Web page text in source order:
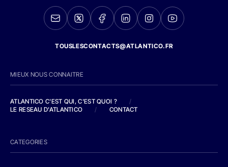
TOUSLESCONTACTS@ATLANTICO.FR
MIEUX NOUS CONNAITRE
ATLANTICO C'EST QUI, C'EST QUOI ?
/
LE RESEAU D'ATLANTICO
/ CONTACT
CATEGORIES